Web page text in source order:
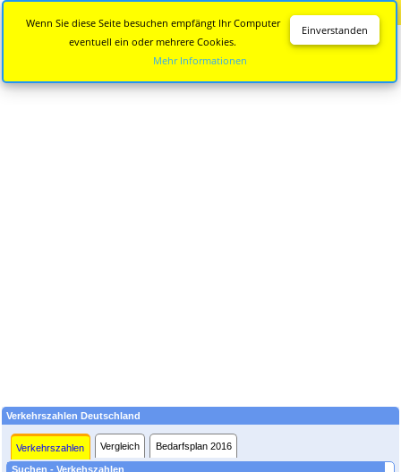
Verkehrszahlen Deutschland
Verkehrszahlen Vergleich Bedarfsplan 2016
Suchen - Verkehszahlen
Einverstanden
Wenn Sie diese Seite besuchen empfängt Ihr Computer
eventuell ein oder mehrere Cookies.
Mehr Informationen